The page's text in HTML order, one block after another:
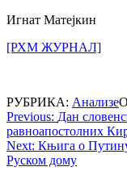
Игнат Матејкин
[РХМ ЖУРНАЛ]
РУБРИКА: Анализе
Post
navigation
Previous: Дан
равноапостолних
Next: Књига о
Руском дому